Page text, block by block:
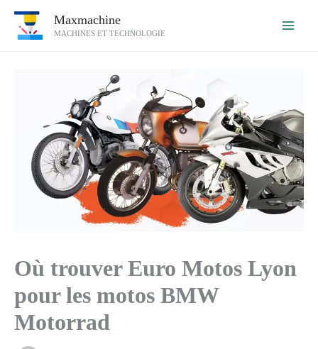
Maxmachine
MACHINES ET TECHNOLOGIE
Où trouver Euro Motos Lyon
pour les motos BMW
Motorrad